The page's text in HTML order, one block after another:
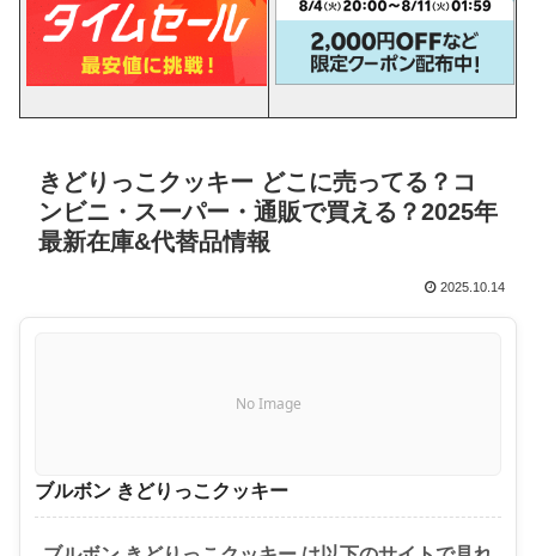
きどりっこクッキー どこに売ってる？コ
ンビニ・スーパー・通販で買える？2025年
最新在庫&代替品情報
2025.10.14
No Image
ブルボン きどりっこクッキー